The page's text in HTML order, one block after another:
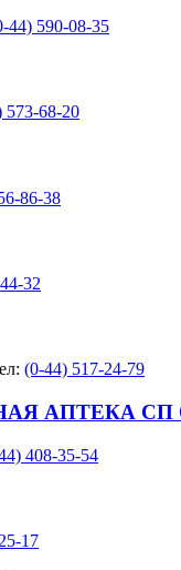
44) 590-08-35
573-68-20
86-38
32
(0-44) 517-24-79
АПТЕКА СП
408-35-54
17